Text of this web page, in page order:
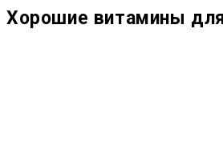
Хорошие витамины